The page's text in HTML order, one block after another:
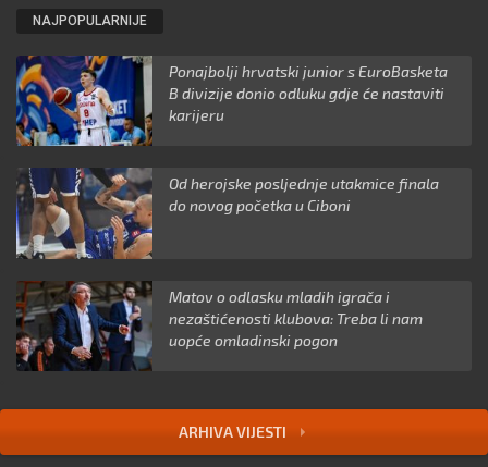
NAJPOPULARNIJE
Ponajbolji hrvatski junior s EuroBasketa
B divizije donio odluku gdje će nastaviti
karijeru
Od herojske posljednje utakmice finala
do novog početka u Ciboni
Matov o odlasku mladih igrača i
nezaštićenosti klubova: Treba li nam
uopće omladinski pogon
ARHIVA VIJESTI